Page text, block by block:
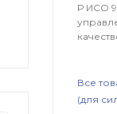
Р ИСО
Все
(для